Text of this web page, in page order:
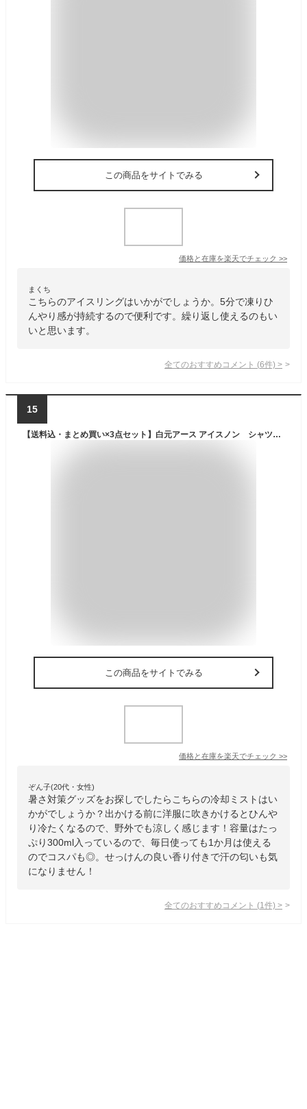
この商品をサイトでみる
価格と在庫を楽天でチェック >>
まくち
こちらのアイスリングはいかがでしょうか。5分で凍りひ
んやり感が持続するので便利です。繰り返し使えるのもい
いと思います。
全てのおすすめコメント (6件) >
15
【送料込・まとめ買い×3点セット】白元アース アイスノン シャツミスト せっけんの香り 大容量 300ml （暑さ対策 冷却ミスト）(4902407024367)
この商品をサイトでみる
価格と在庫を楽天でチェック >>
ぞん子(20代・女性)
暑さ対策グッズをお探しでしたらこちらの冷却ミストはい
かがでしょうか？出かける前に洋服に吹きかけるとひんや
り冷たくなるので、野外でも涼しく感じます！容量はたっ
ぷり300ml入っているので、毎日使っても1か月は使える
のでコスパも◎。せっけんの良い香り付きで汗の匂いも気
になりません！
全てのおすすめコメント (1 件) >